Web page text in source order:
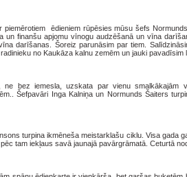
ēdieniem rūpēsies mūsu šefs
un finanšu apjomu vīnogu audzēšanā un vīna
darīšanas. Šoreiz parunāsim par tiem.
no Kaukāza kalnu zemēm un jauki pavadīsim
bez iemesla, uzskata par vienu smalkākajām
Šefpavāri Inga Kalniņa un Normunds Šaiters
turpina ikmēneša meistarklašu ciklu. Visa gada
tam iekļaus savā jaunajā pavārgrāmatā. Ceturtā